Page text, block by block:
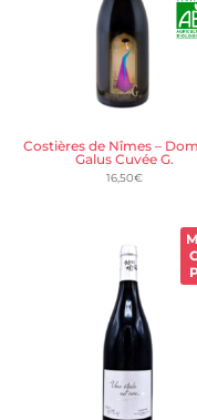
Costières de Nîmes –
Galus Cuvée G.
16,50€